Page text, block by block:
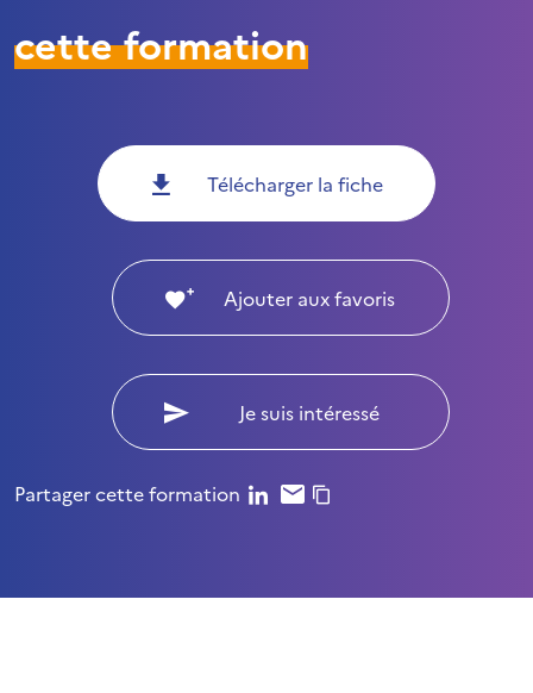
cette formation
Télécharger la fiche
Ajouter aux favoris
Je suis intéressé
Partager cette formation